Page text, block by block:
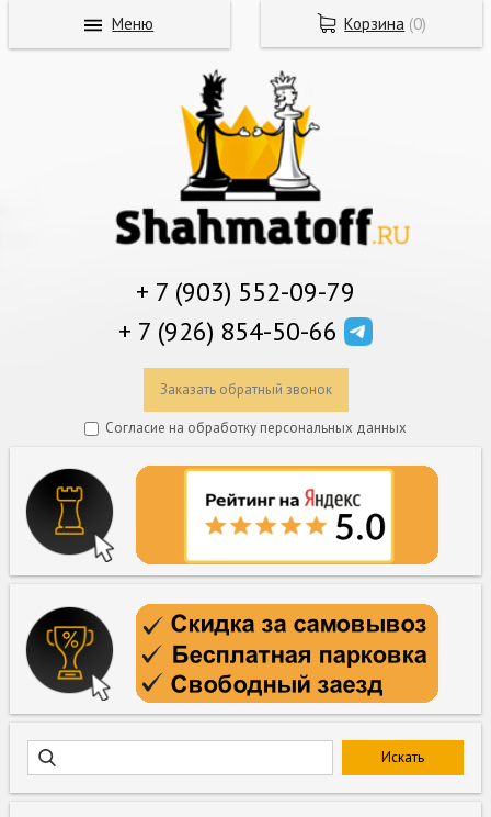
+ 7 (903) 552-09-79
+ 7 (926) 854-50-66
Заказать обратный звонок
Согласие на обработку персональных данных
Корзина (0)
Меню